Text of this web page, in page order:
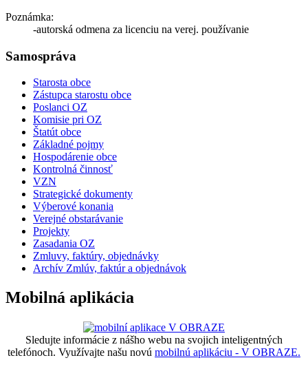
Poznámka:
-autorská odmena za licenciu na verej. používanie
Samospráva
Starosta obce
Zástupca starostu obce
Poslanci OZ
Komisie pri OZ
Štatút obce
Základné pojmy
Hospodárenie obce
Kontrolná činnosť
VZN
Strategické dokumenty
Výberové konania
Verejné obstarávanie
Projekty
Zasadania OZ
Zmluvy, faktúry, objednávky
Archív Zmlúv, faktúr a objednávok
Mobilná aplikácia
Sledujte informácie z nášho webu na svojich inteligentných
telefónoch. Využívajte našu novú mobilnú aplikáciu - V OBRAZE.